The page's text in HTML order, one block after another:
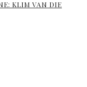
KLIM VAN DIE